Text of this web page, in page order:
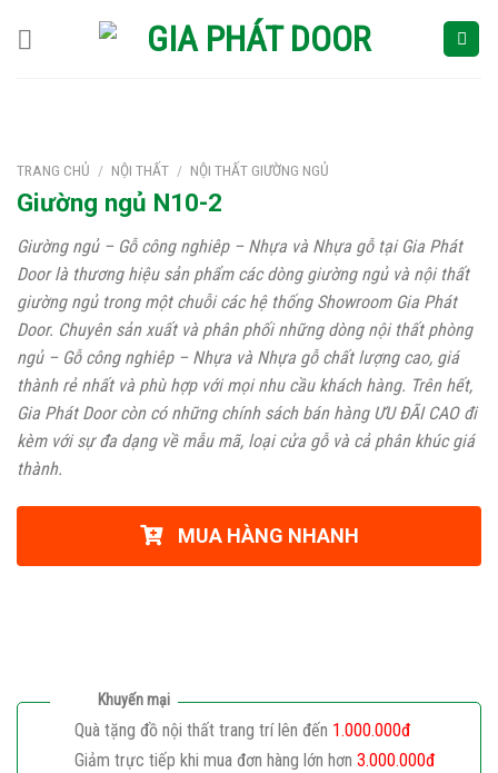
TRANG CHỦ / NỘI THẤT / NỘI THẤT GIƯỜNG NGỦ
Giường ngủ N10-2
Giường ngủ – Gỗ công nghiêp – Nhựa và Nhựa gỗ tại Gia Phát
Door là thương hiệu sản phẩm các dòng giường ngủ và nội thất
giường ngủ trong một chuỗi các hệ thống Showroom Gia Phát
Door. Chuyên sản xuất và phân phối những dòng nội thất phòng
ngủ – Gỗ công nghiêp – Nhựa và Nhựa gỗ chất lượng cao, giá
thành rẻ nhất và phù hợp với mọi nhu cầu khách hàng. Trên hết,
Gia Phát Door còn có những chính sách bán hàng ƯU ĐÃI CAO đi
kèm với sự đa dạng về mẫu mã, loại cửa gỗ và cả phân khúc giá
thành.
MUA HÀNG NHANH
Khuyến mại
Quà tặng đồ nội thất trang trí lên đến 1.000.000đ
Giảm trực tiếp khi mua đơn hàng lớn hơn 3.000.000đ